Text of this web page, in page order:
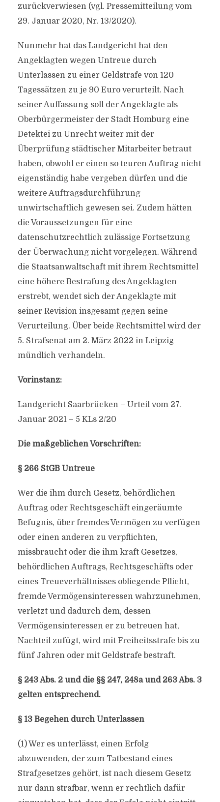
zurückverwiesen (vgl. Pressemitteilung vom
29. Januar 2020, Nr. 13/2020).
Nunmehr hat das Landgericht hat den
Angeklagten wegen Untreue durch
Unterlassen zu einer Geldstrafe von 120
Tagessätzen zu je 90 Euro verurteilt. Nach
seiner Auffassung soll der Angeklagte als
Oberbürgermeister der Stadt Homburg eine
Detektei zu Unrecht weiter mit der
Überprüfung städtischer Mitarbeiter betraut
haben, obwohl er einen so teuren Auftrag nicht
eigenständig habe vergeben dürfen und die
weitere Auftragsdurchführung
unwirtschaftlich gewesen sei. Zudem hätten
die Voraussetzungen für eine
datenschutzrechtlich zulässige Fortsetzung
der Überwachung nicht vorgelegen. Während
die Staatsanwaltschaft mit ihrem Rechtsmittel
eine höhere Bestrafung des Angeklagten
erstrebt, wendet sich der Angeklagte mit
seiner Revision insgesamt gegen seine
Verurteilung. Über beide Rechtsmittel wird der
5. Strafsenat am 2. März 2022 in Leipzig
mündlich verhandeln.
Vorinstanz:
Landgericht Saarbrücken – Urteil vom 27.
Januar 2021 – 5 KLs 2/20
Die maßgeblichen Vorschriften:
§ 266 StGB Untreue
Wer die ihm durch Gesetz, behördlichen
Auftrag oder Rechtsgeschäft eingeräumte
Befugnis, über fremdes Vermögen zu verfügen
oder einen anderen zu verpflichten,
missbraucht oder die ihm kraft Gesetzes,
behördlichen Auftrags, Rechtsgeschäfts oder
eines Treueverhältnisses obliegende Pflicht,
fremde Vermögensinteressen wahrzunehmen,
verletzt und dadurch dem, dessen
Vermögensinteressen er zu betreuen hat,
Nachteil zufügt, wird mit Freiheitsstrafe bis zu
fünf Jahren oder mit Geldstrafe bestraft.
§ 243 Abs. 2 und die §§ 247, 248a und 263 Abs. 3
gelten entsprechend.
§ 13 Begehen durch Unterlassen
(1) Wer es unterlässt, einen Erfolg
abzuwenden, der zum Tatbestand eines
Strafgesetzes gehört, ist nach diesem Gesetz
nur dann strafbar, wenn er rechtlich dafür